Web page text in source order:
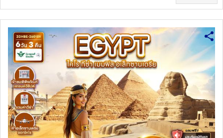
ทัวร์จีน
ทัวร์ฮ่องกง
ทัวร์สิงคโปร์
ทัวร์ตุรเคีย
ทัวร์สวิตเซอร์แลนด์
ภาคตะวันออก